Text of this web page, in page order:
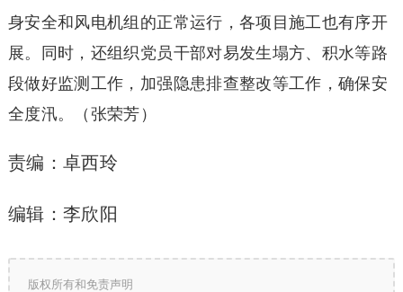
身安全和风电机组的正常运行，各项目施工也有序开
展。同时，还组织党员干部对易发生塌方、积水等路
段做好监测工作，加强隐患排查整改等工作，确保安
全度汛。（张荣芳）
责编：卓西玲
编辑：李欣阳
版权所有和免责声明